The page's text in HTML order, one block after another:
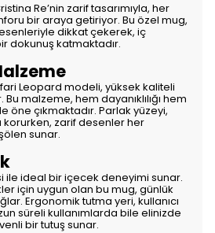
Re’nin zarif tasarımıyla, her
bir araya getiriyor. Bu özel mug,
dikkat çekerek, iç
dokunuş katmaktadır.
Leopard modeli, yüksek kaliteli
malzeme, hem dayanıklılığı hem
öne çıkmaktadır. Parlak yüzeyi,
korurken, zarif desenler her
sunar.
ile ideal bir içecek deneyimi sunar.
için uygun olan bu mug, günlük
Ergonomik tutma yeri, kullanıcı
süreli kullanımlarda bile elinizde
bir tutuş sunar.